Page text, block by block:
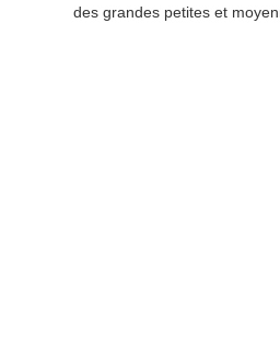
des grandes petites et